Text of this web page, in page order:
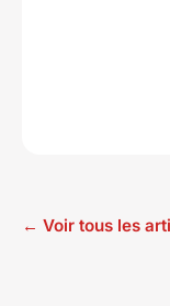
← Voir tous les